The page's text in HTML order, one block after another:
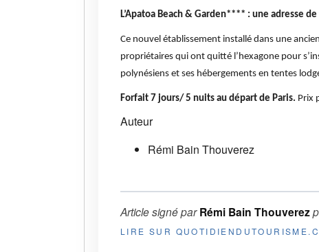
L’Apatoa Beach & Garden**** : une adresse
Ce nouvel établissement installé dans une
propriétaires qui ont quitté l’hexagone pour
polynésiens et ses hébergements en tentes
Forfait 7 jours/ 5 nuits au départ de Paris. Prix
Auteur
Rémi Bain Thouverez
Article signé parRémi Bain Thouverez
LIRE SUR